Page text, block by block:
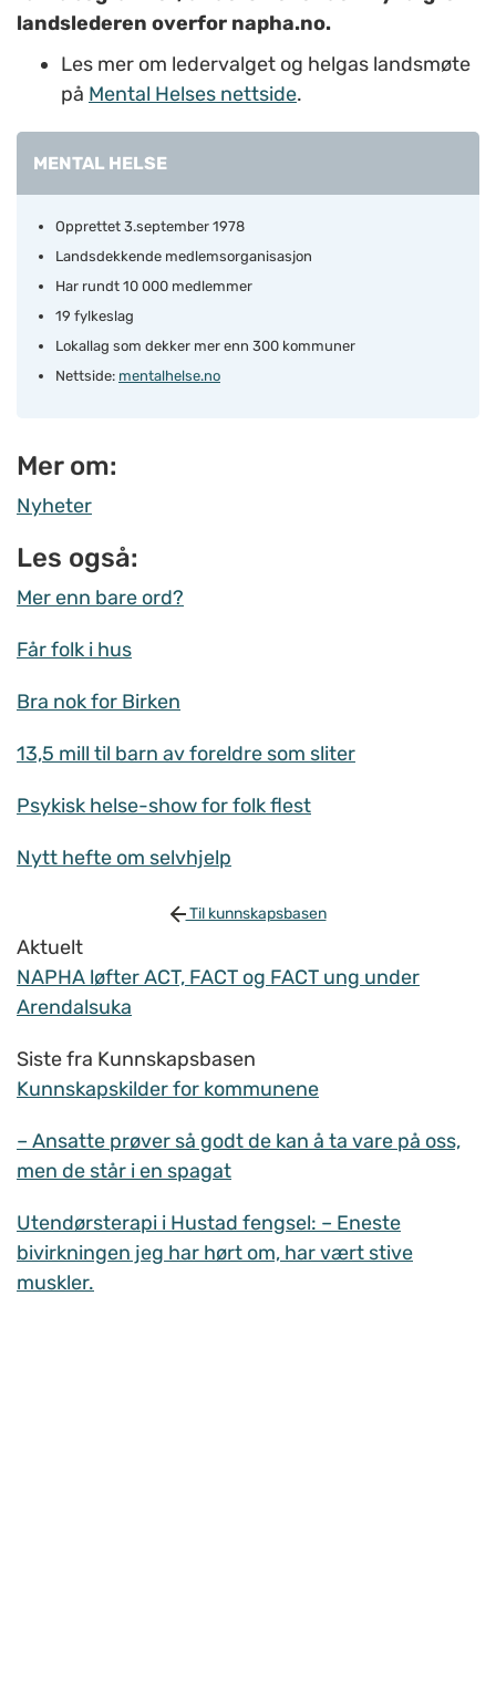
landslederen overfor napha.no.
Les mer om ledervalget og helgas landsmøte
på Mental Helses nettside.
MENTAL HELSE
Opprettet 3.september 1978
Landsdekkende medlemsorganisasjon
Har rundt 10 000 medlemmer
19 fylkeslag
Lokallag som dekker mer enn 300 kommuner
Nettside: mentalhelse.no
Mer om:
Nyheter
Les også:
Mer enn bare ord?
Får folk i hus
Bra nok for Birken
13,5 mill til barn av foreldre som sliter
Psykisk helse-show for folk flest
Nytt hefte om selvhjelp
Til kunnskapsbasen
Aktuelt
NAPHA løfter ACT, FACT og FACT ung under
Arendalsuka
Siste fra Kunnskapsbasen
Kunnskapskilder for kommunene
– Ansatte prøver så godt de kan å ta vare på oss,
men de står i en spagat
Utendørsterapi i Hustad fengsel: – Eneste
bivirkningen jeg har hørt om, har vært stive
muskler.